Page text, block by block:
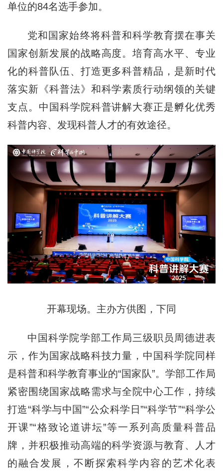
单位的84名选手参加。
党和国家始终将科普和科学教育摆在事关
国家创新发展的战略高度。培育高水平、专业
化的科普队伍、打造更多科普精品，是新时代
落实新《科普法》和科学素质行动纲领的关键
支点。中国科学院科普讲解大赛正是孵化优秀
科普内容、发现科普人才的有效途径。
开幕现场。主办方供图，下同
中国科学院学部工作局三级职员周德进表
示，作为国家战略科技力量，中国科学院同样
是科普和科学教育事业的“国家队”。学部工作局
紧密围绕国家战略需求与全院中心工作，持续
打造“科学与中国”“公众科学日”“科学节”“科学公
开课”“格致论道讲坛”等一系列高质量科普品
牌，并积极推动高端的科学资源与教育、人才
的融合发展，不断探索科学内容的艺术化表